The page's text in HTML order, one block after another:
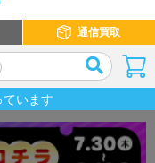
通信買取
います